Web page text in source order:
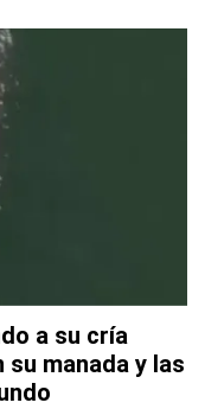
a su cría
manada y las